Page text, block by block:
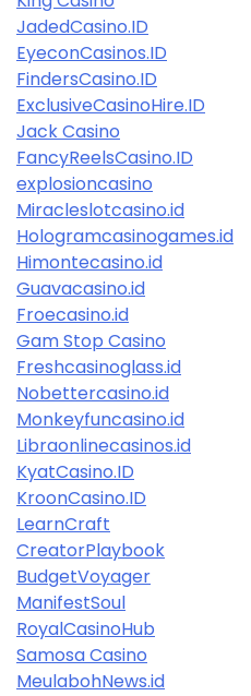
JadedCasino.ID
EyeconCasinos.ID
FindersCasino.ID
ExclusiveCasinoHire.ID
Jack Casino
FancyReelsCasino.ID
explosioncasino
Miracleslotcasino.id
Hologramcasinogames.id
Himontecasino.id
Guavacasino.id
Froecasino.id
Gam Stop Casino
Freshcasinoglass.id
Nobettercasino.id
Monkeyfuncasino.id
Libraonlinecasinos.id
KyatCasino.ID
KroonCasino.ID
LearnCraft
CreatorPlaybook
BudgetVoyager
ManifestSoul
RoyalCasinoHub
Samosa Casino
MeulabohNews.id